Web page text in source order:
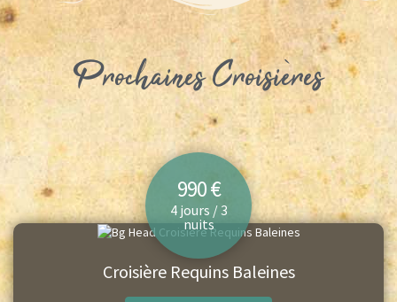
Prochaines Croisières
990 €
4 jours / 3
nuits
Croisière Requins Baleines